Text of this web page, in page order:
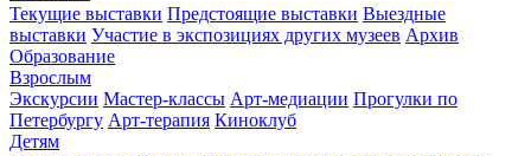
Текущие выставки Предстоящие выставки Выездные
выставки Участие в экспозициях других музеев Архив
Образование
Взрослым
Экскурсии Мастер-классы Арт-медиации Прогулки по
Петербургу Арт-терапия Киноклуб
Детям